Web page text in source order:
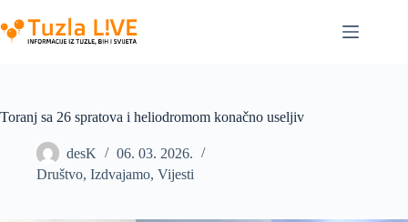
to
content
Toranj sa 26 spratova i heliodromom konačno useljiv
desK
06. 03. 2026.
Društvo, Izdvajamo, Vijesti